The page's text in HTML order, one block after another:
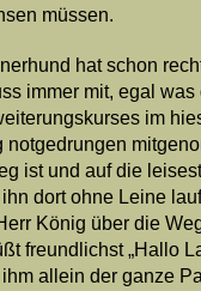
müssen.
hat schon
immer mit, egal
im
notgedrungen
ist und auf die
dort ohne Leine
König über die
freundlichst „Hallo
allein der ganze